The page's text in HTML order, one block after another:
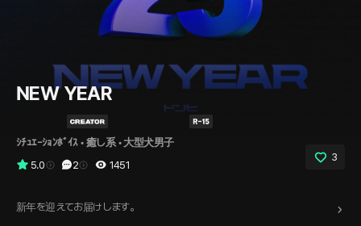
NEW YEAR
ｼﾁｭｴｰｼｮﾝﾎﾞｲｽ • 癒し系 • 大型犬男子
5.0
2 1451
3
新年を迎えてお届けします。